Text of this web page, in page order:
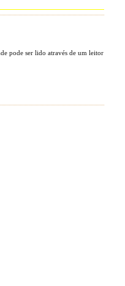
pode ser lido através de um leitor